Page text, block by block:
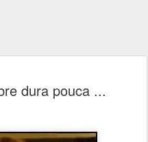
dura pouca ...